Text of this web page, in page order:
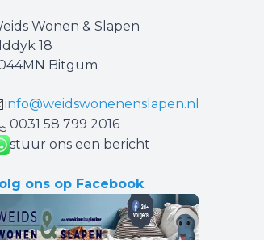
Wonen & Slapen
18
Bitgum
info@weidswonenenslapen.nl
0031 ‪58 799 2016‬
stuur ons een bericht
ons op Facebook